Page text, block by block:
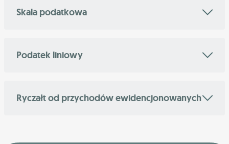
Skala podatkowa
Podatek liniowy
Ryczałt od przychodów ewidencjonowanych